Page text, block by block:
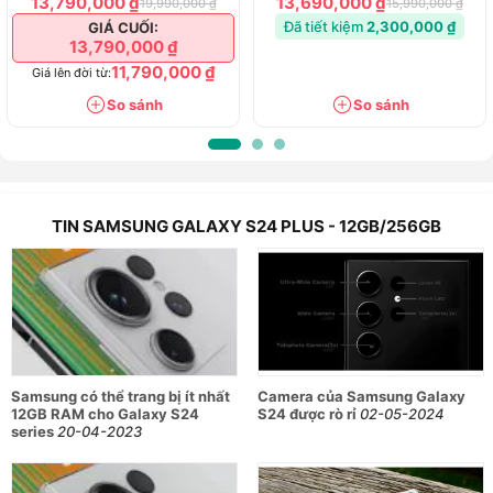
Samsung Galaxy S24 Plus với những thông số cấu hình
mạnh mẽ hứa hẹn sẽ đáp ứng mọi nhu cầu từ giải trí đến
công việc của người dùng. Hãy cùng xem chi tiết những
thông số cũng như đặc điểm của chiếc smartphone thế hệ
mới này nhé
Thông số cấu hình chi tiết của Samsung
Chip: Exynos 2400 for Galaxy
Màn hình: 6.7 inch, Dynamic AMOLED 2X QHD+,
120Hz
RAM: 12GB
Bộ nhớ trong: 256GB/512GB
Camera chính: 50MP; Camera trước: 12MP; Camera
góc rộng: 50MP; Tele: 10MP
19,990,000 ₫
GIÁ CUỐI:
13,790,000 ₫
Giá lên đời từ:11,790,000 ₫
So sánh
15,990,000 ₫
Đã tiết kiệm2,300,000 ₫
So sánh
TIN SAMSUNG GALAXY S24 PLUS - 12GB/256GB
Samsung có thể trang bị ít nhất
12GB RAM cho Galaxy S24
series20-04-2023
Camera của Samsung Galaxy
S24 được rò rỉ02-05-2024